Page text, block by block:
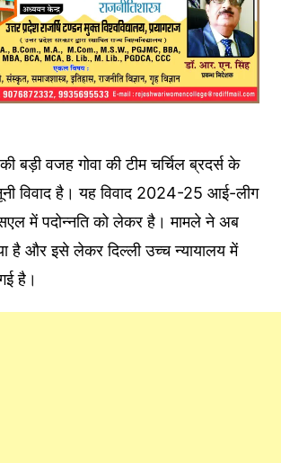
बड़ी वजह गोवा की टीम चर्चिल ब्रदर्स के
विवाद है। यह विवाद 2024-25 आई-लीग
में पदोन्नति को लेकर है। मामले ने अब
है और इसे लेकर दिल्ली उच्च न्यायालय में
है।